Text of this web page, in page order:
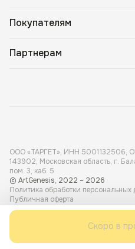
Покупателям
Партнерам
ООО «ТАРГЕТ», ИНН 5001 132506,
143902, Московская область, г.
пом. 3, каб. 5
© ArtGenesis, 2022 – 2026
Политика обработки персональных
Публичная оферта
Карта сайта
Dmitry Tretyakov